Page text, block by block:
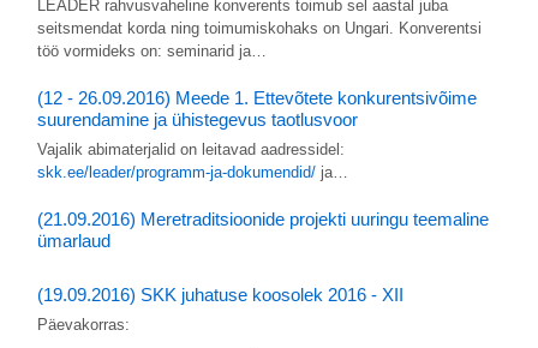
LEADER rahvusvaheline konverents toimub sel aastal juba
seitsmendat korda ning toimumiskohaks on Ungari. Konverentsi
töö vormideks on: seminarid ja…
(12 - 26.09.2016) Meede 1. Ettevõtete konkurentsivõime
suurendamine ja ühistegevus taotlusvoor
Vajalik abimaterjalid on leitavad aadressidel:
skk.ee/leader/programm-ja-dokumendid/ja…
(21.09.2016) Meretraditsioonide projekti uuringu teemaline
ümarlaud
(19.09.2016) SKK juhatuse koosolek 2016 - XII
Päevakorras: